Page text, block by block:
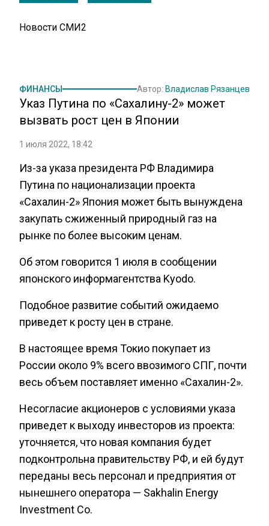
Новости СМИ2
ФИНАНСЫ Автор: Владислав Рязанцев
Указ Путина по «Сахалину-2» может
вызвать рост цен в Японии
1 июля 2022, 18:42
Из-за указа президента РФ Владимира
Путина по национализации проекта
«Сахалин-2» Япония может быть вынуждена
закупать сжиженный природный газ на
рынке по более высоким ценам.
Об этом говорится 1 июля в сообщении
японского информагентства Kyodo.
Подобное развитие событий ожидаемо
приведет к росту цен в стране.
В настоящее время Токио покупает из
России около 9% всего ввозимого СПГ, почти
весь объем поставляет именно «Сахалин-2».
Несогласие акционеров с условиями указа
приведет к выходу инвесторов из проекта:
уточняется, что новая компания будет
подконтрольна правительству РФ, и ей будут
переданы весь персонал и предприятия от
нынешнего оператора — Sakhalin Energy
Investment Co.